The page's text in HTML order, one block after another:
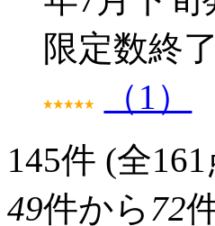
限定数終了
（1）
145件 (全161
49件から 72